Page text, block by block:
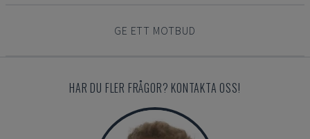
GE ETT MOTBUD
HAR DU FLER FRÅGOR? KONTAKTA OSS!